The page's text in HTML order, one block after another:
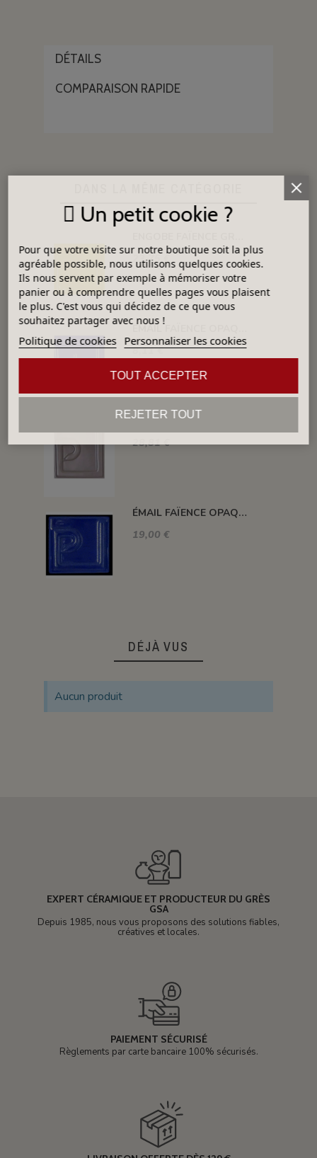
DÉTAILS
COMPARAISON RAPIDE
23,75 €
8,11 €
28,81 €
ÉMAIL FAÏENCE OPAQUE CRAQUELÉ BRILLANT BLEU ROI 5934 ancien E31018/4
19,00 €
DÉJÀ VUS
Aucun produit
EXPERT CÉRAMIQUE ET PRODUCTEUR DU GRÈS
GSA
Depuis 1985, nous vous proposons des solutions fiables,
créatives et locales.
PAIEMENT SÉCURISÉ
Règlements par carte bancaire 100% sécurisés.
Un petit cookie ?
Pour que votre visite sur notre boutique soit la plus
agréable possible, nous utilisons quelques cookies.
Ils nous servent par exemple à mémoriser votre
panier ou à comprendre quelles pages vous plaisent
le plus. C'est vous qui décidez de ce que vous
souhaitez partager avec nous !
Politique de cookies Personnaliser les cookies
REJETER TOUT
TOUT ACCEPTER